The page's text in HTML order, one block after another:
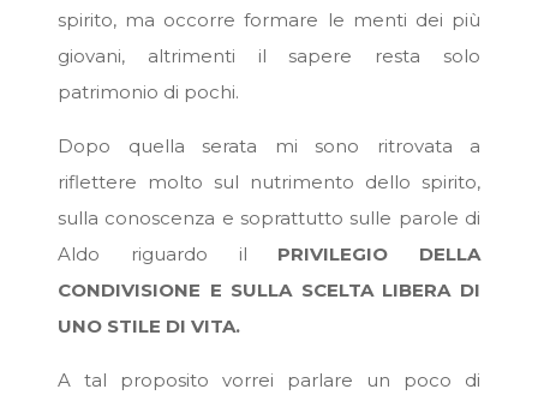
spirito, ma occorre formare le menti dei più
giovani, altrimenti il sapere resta solo
patrimonio di pochi.
Dopo quella serata mi sono ritrovata a
riflettere molto sul nutrimento dello spirito,
sulla conoscenza e soprattutto sulle parole di
Aldo riguardo il PRIVILEGIO DELLA
CONDIVISIONE E SULLA SCELTA LIBERA DI
UNO STILE DI VITA.
A tal proposito vorrei parlare un poco di